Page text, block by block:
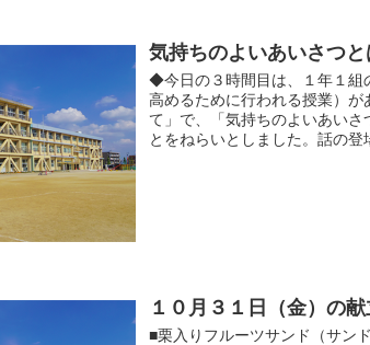
気持ちのよいあいさつと
◆今日の３時間目は、１年１組
高めるために行われる授業）
て」で、「気持ちのよいあいさ
とをねらいとしました。話の登
１０月３１日（金）の献
■栗入りフルーツサンド（サ